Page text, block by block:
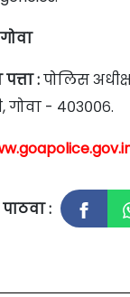
:पोलिस
गोवा - ४०३००६.
: